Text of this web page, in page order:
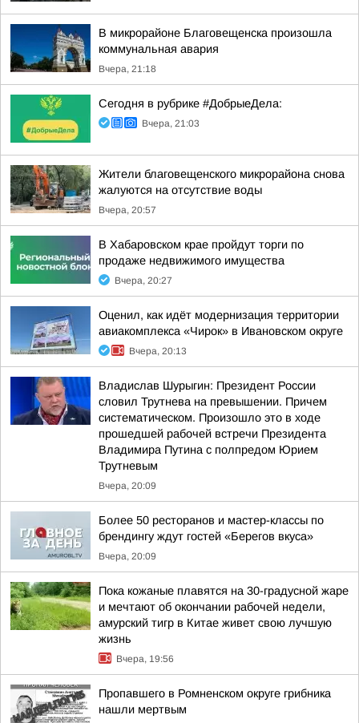
В микрорайоне Благовещенска произошла
коммунальная авария
Вчера, 21:18
Сегодня в рубрике #ДобрыеДела:
Вчера, 21:03
Жители благовещенского микрорайона снова
жалуются на отсутствие воды
Вчера, 20:57
В Хабаровском крае пройдут торги по
продаже недвижимого имущества
Вчера, 20:27
Оценил, как идёт модернизация территории
авиакомплекса «Чирок» в Ивановском округе
Вчера, 20:13
Владислав Шурыгин: Президент России
словил Трутнева на превышении. Причем
систематическом. Произошло это в ходе
прошедшей рабочей встречи Президента
Владимира Путина с полпредом Юрием
Трутневым
Вчера, 20:09
Более 50 ресторанов и мастер-классы по
брендингу ждут гостей «Берегов вкуса»
Вчера, 20:09
Пока кожаные плавятся на 30-градусной жаре
и мечтают об окончании рабочей недели,
амурский тигр в Китае живет свою лучшую
жизнь
Вчера, 19:56
Пропавшего в Ромненском округе грибника
нашли мертвым